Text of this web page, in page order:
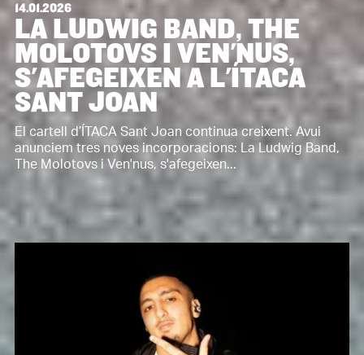
14.01.2026
LA LUDWIG BAND, THE
MOLOTOVS I VEN'NUS,
S'AFEGEIXEN A L'ÍTACA
SANT JOAN
El cartell d’ÍTACA Sant Joan continua creixent. Avui
anunciem tres noves incorporacions: La Ludwig Band,
The Molotovs i Ven'nus, s'afegeixen...